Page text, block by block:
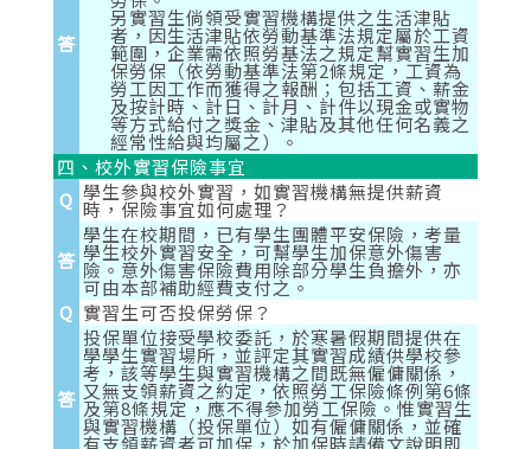
答
另實習生倘領受實習機構提供之生活津貼
者，因生活津貼依勞動基準法規定屬於工資
範圍，企業需依照勞基法之規定幫實習生加
保勞保（依勞動基準法第2條規定，工資為
勞工因工作而獲得之報酬；包括工資、薪金
及按計時、計日、計月、計件以現金或實物
等方式給付之獎金、津貼及其他任何名義之
經常性給與均屬之）。
四、校外實習保險事宜
Q 學生參與校外實習，如實習機構無提供薪資
時，保險事宜如何處理？
答
學生在校期間，已有學生團體平安保險，考量
學生校外實習安全，可幫學生加保意外傷害
險。意外傷害保險費用除部分學生負擔外，亦
可由本部補助經費支付之。
Q 實習生可否投保勞保？
答
投保單位接受學校委託，於寒暑假期間提供在
學學生實習場所，並評定其實習成績供學校參
考，該等學生與實習機構之間既無僱傭關係，
又無支領薪資之約定，依照勞工保險條例第6條
及第8條規定，應不得參加勞工保險。惟實習生
與實習機構（投保單位）如有僱傭關係，並確
有支領薪資者可加保，於加保時請備文說明即